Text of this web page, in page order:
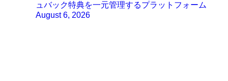
ュバック特典を一元管理するプラットフォーム
August 6, 2026